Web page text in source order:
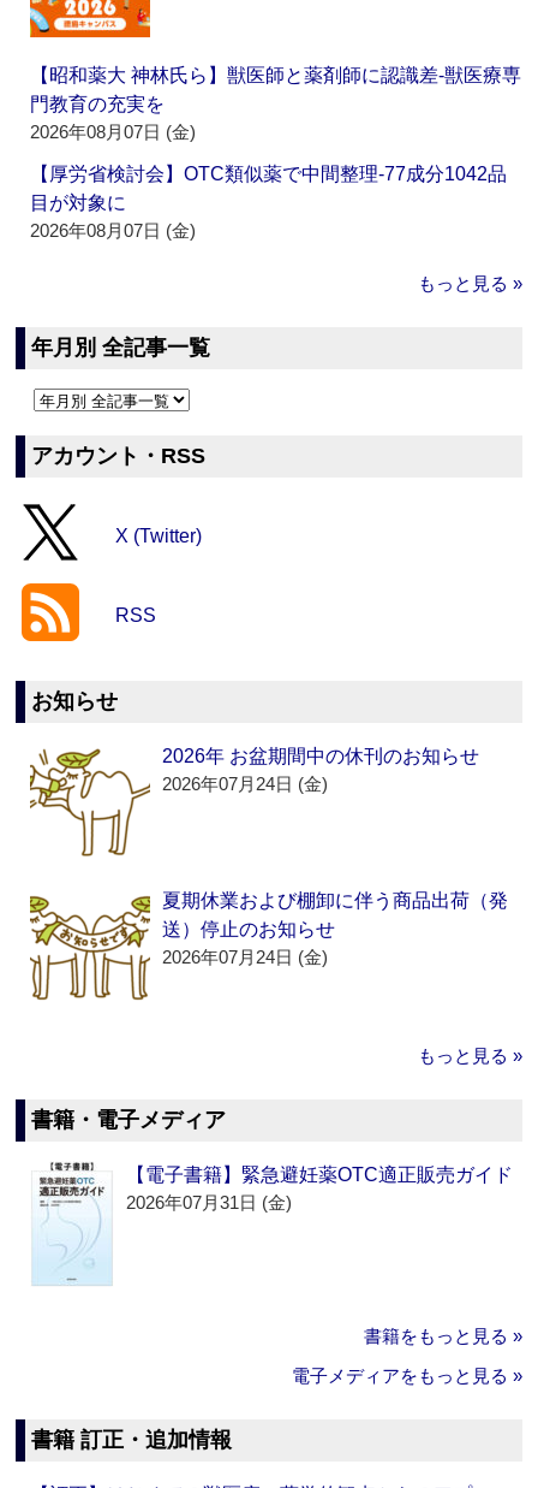
【昭和薬大 神林氏ら】獣医師と薬剤師に認識差‐獣医療専
門教育の充実を
2026年08月07日 (金)
【厚労省検討会】OTC類似薬で中間整理‐77成分1042品
目が対象に
2026年08月07日 (金)
もっと見る »
年月別 全記事一覧
アカウント・RSS
X (Twitter)
RSS
お知らせ
2026年 お盆期間中の休刊のお知らせ
2026年07月24日 (金)
夏期休業および棚卸に伴う商品出荷（発
送）停止のお知らせ
2026年07月24日 (金)
もっと見る »
書籍・電子メディア
【電子書籍】緊急避妊薬OTC適正販売ガイド
2026年07月31日 (金)
書籍をもっと見る »
電子メディアをもっと見る »
書籍 訂正・追加情報